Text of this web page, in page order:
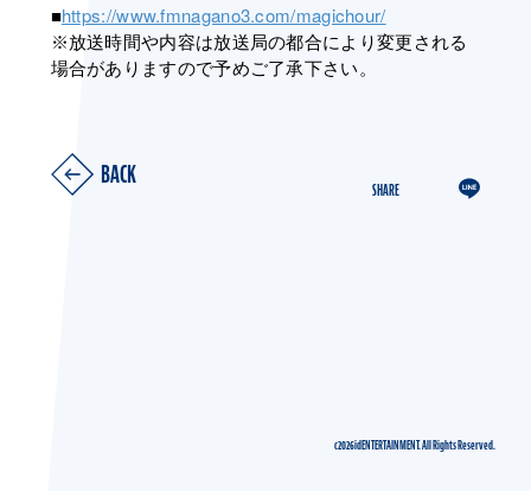
■https://www.fmnagano3.com/magichour/
※放送時間や内容は放送局の都合により変更される
場合がありますので予めご了承下さい。
SHARE
BACK
c2026idENTERTAINMENT. All Rights Reserved.